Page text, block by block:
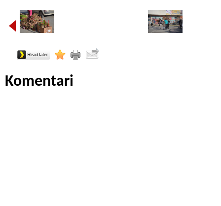
Komentari